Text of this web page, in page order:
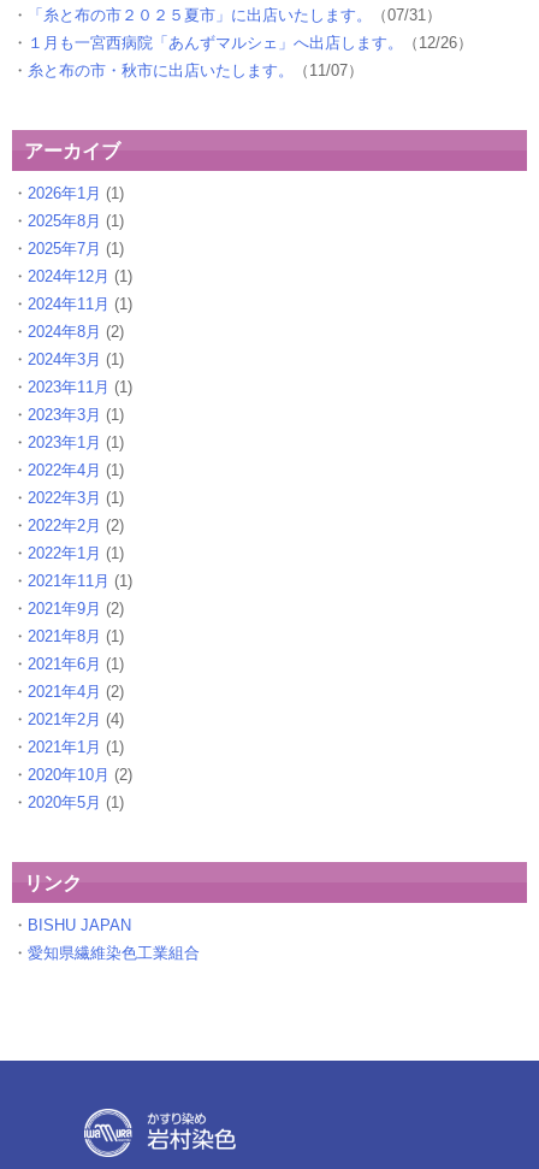
「糸と布の市２０２５夏市」に出店いたします。
（07/31）
１月も一宮西病院「あんずマルシェ」へ出店します。
（12/26）
糸と布の市・秋市に出店いたします。
（11/07）
アーカイブ
2026年1月 (1)
2025年8月 (1)
2025年7月 (1)
2024年12月 (1)
2024年11月 (1)
2024年8月 (2)
2024年3月 (1)
2023年11月 (1)
2023年3月 (1)
2023年1月 (1)
2022年4月 (1)
2022年3月 (1)
2022年2月 (2)
2022年1月 (1)
2021年11月 (1)
2021年9月 (2)
2021年8月 (1)
2021年6月 (1)
2021年4月 (2)
2021年2月 (4)
2021年1月 (1)
2020年10月 (2)
2020年5月 (1)
リンク
BISHU JAPAN
愛知県繊維染色工業組合